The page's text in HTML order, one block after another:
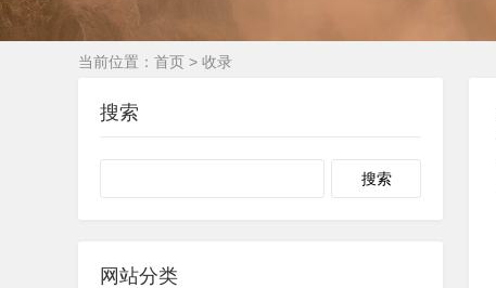
当前位置： 首页 > 收录
搜索
网站分类